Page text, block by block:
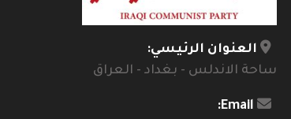
العنوان الرئيسي:
ساحة الاندلس - بغداد - العراق
Email: